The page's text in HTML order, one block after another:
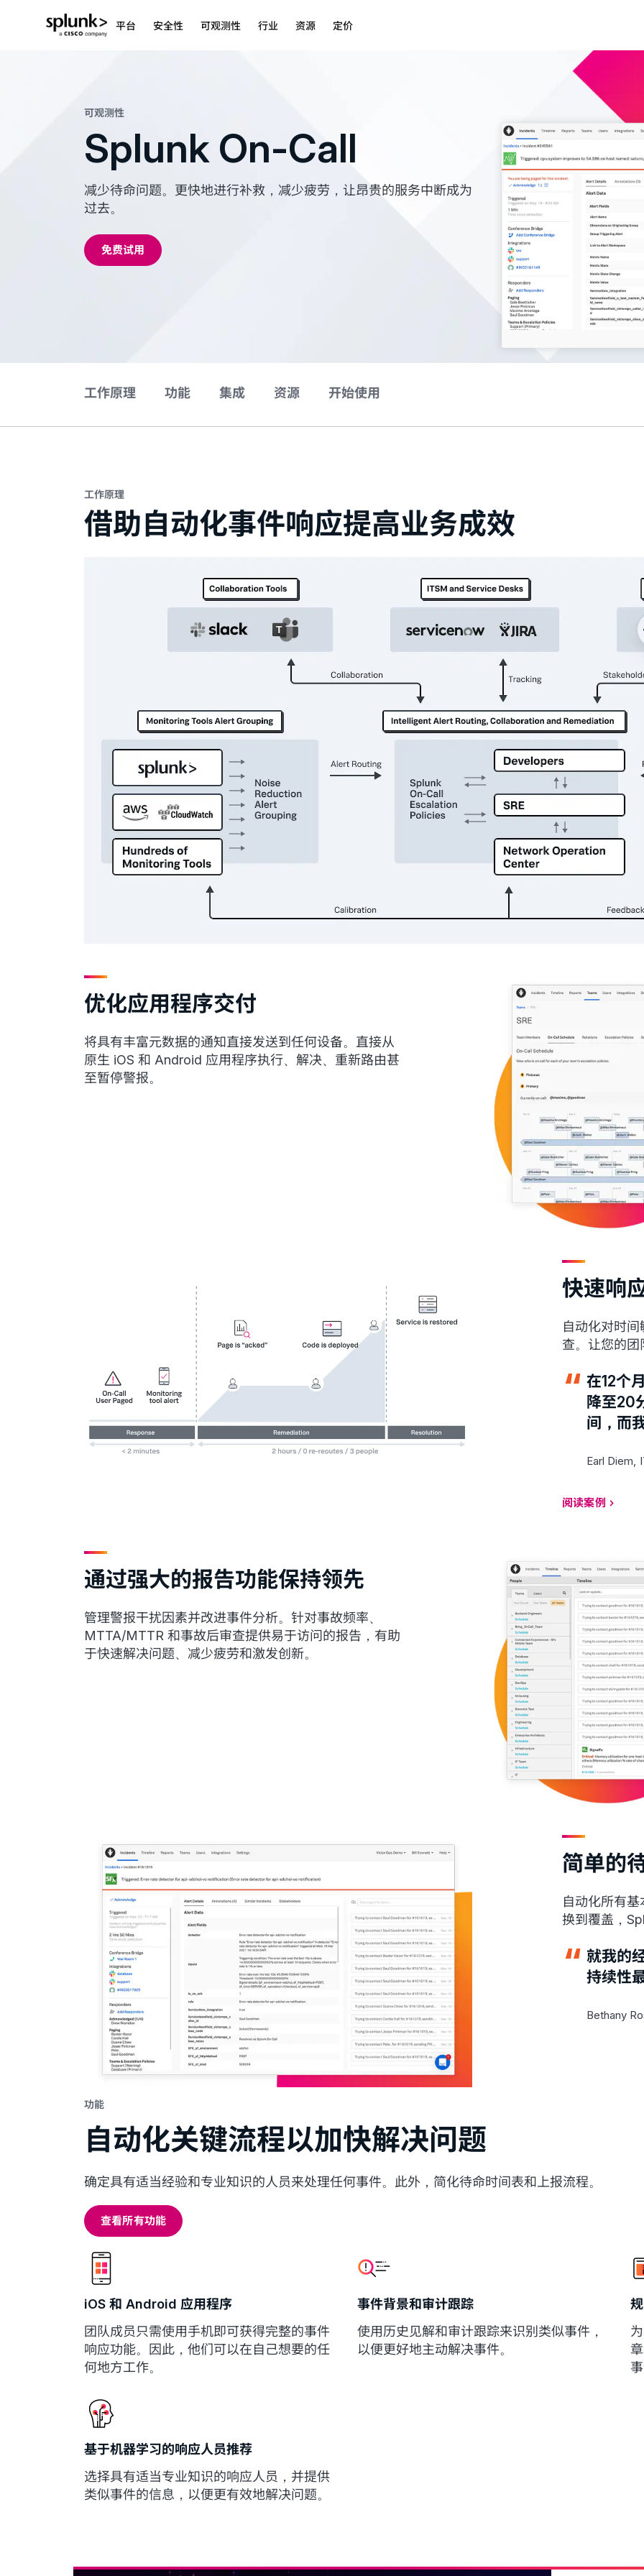
平台 安全性 可观测性 行业 资源 定价
可观测性
Splunk On-Call
减少待命问题。更快地进行补救，减少疲劳，让昂贵的服务中断成为
过去。
免费试用
工作原理 功能 集成 资源 开始使用
工作原理
借助自动化事件响应提高业务成效
优化应用程序交付
将具有丰富元数据的通知直接发送到任何设备。直接从
原生 iOS 和 Android 应用程序执行、解决、重新路由甚
至暂停警报。
快速响
自动化对时
查。让您的
在12个
降至20
间，而
Earl Diem,
阅读案例
通过强大的报告功能保持领先
管理警报干扰因素并改进事件分析。针对事故频率、
MTTA/MTTR 和事故后审查提供易于访问的报告，有助
于快速解决问题、减少疲劳和激发创新。
简单的
自动化所有
换到覆盖，
就我的
持续性
Bethany
功能
自动化关键流程以加快解决问题
确定具有适当经验和专业知识的人员来处理任何事件。此外，简化待命时间表和上报流程。
查看所有功能
iOS 和 Android 应用程序
团队成员只需使用手机即可获得完整的事件
响应功能。因此，他们可以在自己想要的任
何地方工作。
事件背景和审计跟踪
使用历史见解和审计跟踪来识别类似事件，
以便更好地主动解决事件。
基于机器学习的响应人员推荐
选择具有适当专业知识的响应人员，并提供
类似事件的信息，以便更有效地解决问题。